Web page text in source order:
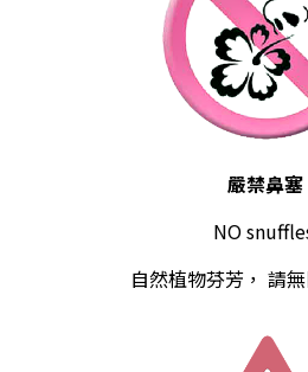
嚴禁鼻塞
NO
自然植物芬芳， 請